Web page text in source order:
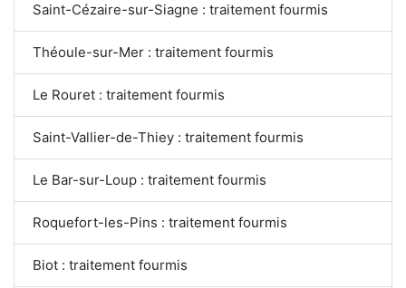
Saint-Cézaire-sur-Siagne : traitement fourmis
Théoule-sur-Mer : traitement fourmis
Le Rouret : traitement fourmis
Saint-Vallier-de-Thiey : traitement fourmis
Le Bar-sur-Loup : traitement fourmis
Roquefort-les-Pins : traitement fourmis
Biot : traitement fourmis